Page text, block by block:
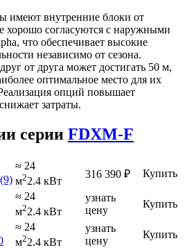
имеют внутренние блоки от
хорошо согласуются с наружными
что обеспечивает высокие
независимо от сезона.
от друга может достигать 50 м,
оптимальное место для их
опций повышает
затраты.
серии FDXM-F
≈ 24
м22.4 кВт
316 390 ₽ Купить
≈ 24
м22.4 кВт
узнать
цену
Купить
≈ 24
м22.4 кВт
узнать
цену
Купить